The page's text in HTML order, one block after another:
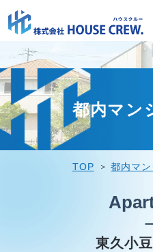
都内マン
TOP 都内マ
東久小